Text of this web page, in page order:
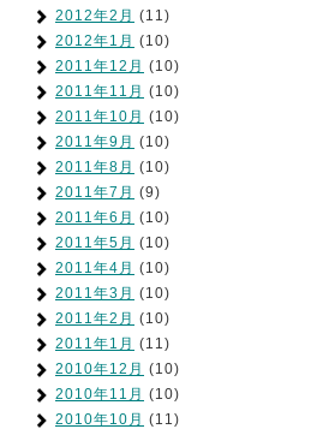
2012年2月 (11)
2012年1月 (10)
2011年12月 (10)
2011年11月 (10)
2011年10月 (10)
2011年9月 (10)
2011年8月 (10)
2011年7月 (9)
2011年6月 (10)
2011年5月 (10)
2011年4月 (10)
2011年3月 (10)
2011年2月 (10)
2011年1月 (11)
2010年12月 (10)
2010年11月 (10)
2010年10月 (11)